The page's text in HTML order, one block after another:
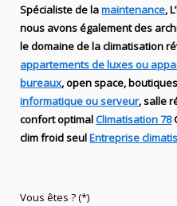
Spécialiste delamaintenance,
nous avons également des
le domaine de laclimatisation
appartements de luxes ou
bureaux, open space, boutiques
informatique ou serveur, salle
confort optimalClimatisation 78
climfroid seulEntreprise
Vous êtes ? (*)